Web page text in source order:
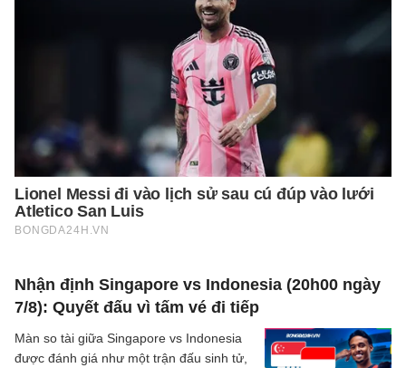
Nhận định Singapore vs Indonesia (20h00 ngày
7/8): Quyết đấu vì tấm vé đi tiếp
Màn so tài giữa Singapore vs Indonesia
được đánh giá như một trận đấu sinh tử,